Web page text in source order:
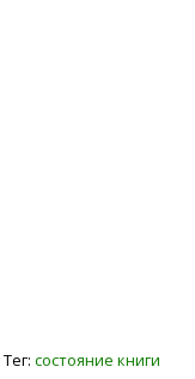
Тег: состояние книги